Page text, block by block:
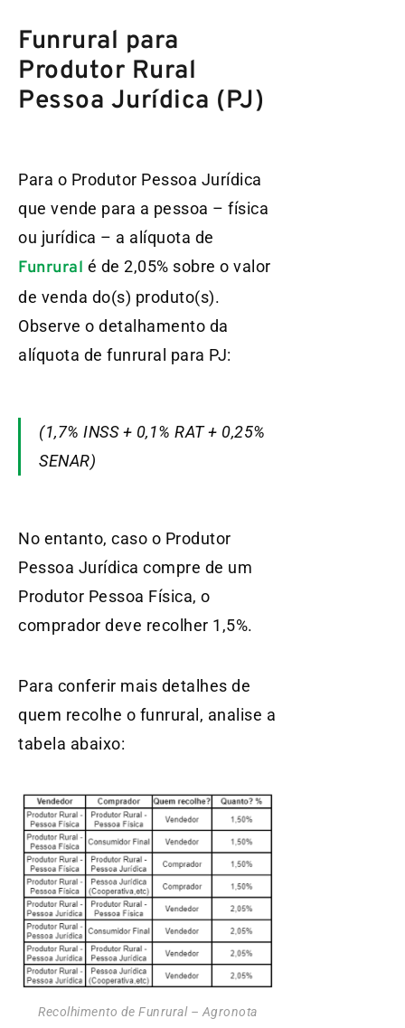
Funrural para
Produtor Rural
Pessoa Jurídica (PJ)
Para o Produtor Pessoa Jurídica
que vende para a pessoa – física
ou jurídica – a alíquota de
Funrural é de 2,05% sobre o valor
de venda do(s) produto(s).
Observe o detalhamento da
alíquota de funrural para PJ:
(1,7% INSS + 0,1% RAT + 0,25%
SENAR)
No entanto, caso o Produtor
Pessoa Jurídica compre de um
Produtor Pessoa Física, o
comprador deve recolher 1,5%.
Para conferir mais detalhes de
quem recolhe o funrural, analise a
tabela abaixo:
Recolhimento de Funrural – Agronota